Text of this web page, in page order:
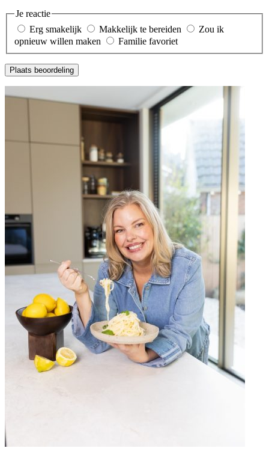
Je reactie
Erg smakelijk
Makkelijk te bereiden
Zou ik
opnieuw willen maken
Familie favoriet
Plaats beoordeling